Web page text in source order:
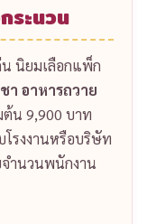
ระนวน
นิยมเลือกแพ็ก
อาหารถวาย
ต้น 9,900 บาท
รงงานหรือบริษัท
ำนวนพนักงาน